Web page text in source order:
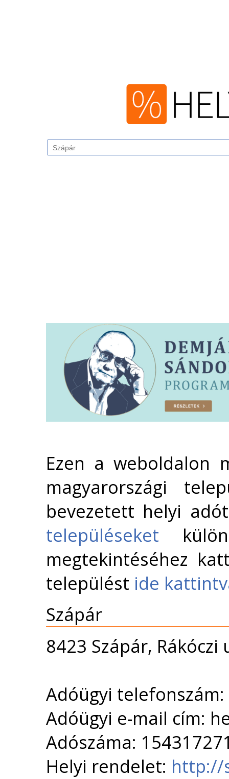
Ezen a weboldalon
magyarországi
bevezetett helyi
településeket
megtekintéséhez
települést ide
Szápár
8423 Szápár,
Adóügyi
Adóügyi e-mail cím:
Adószáma:
Helyi rendelet: http://